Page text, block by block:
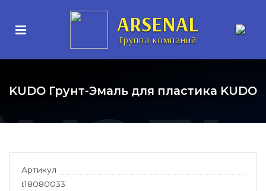
ARSENAL
Группа компаний
KUDO Грунт-Эмаль для пластика KUDO
Артикул
t18080033